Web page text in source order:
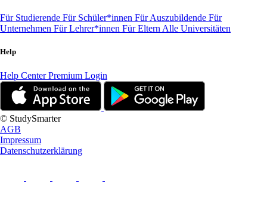
Für Studierende Für Schüler*innen Für Auszubildende Für
Unternehmen Für Lehrer*innen Für Eltern Alle Universitäten
Help
Help CenterPremium Login
© StudySmarter
AGB
Impressum
Datenschutzerklärung